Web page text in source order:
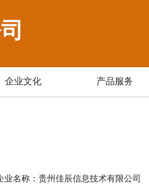
企业文化 产品服务
业名称：贵州佳辰信息技术有限公司